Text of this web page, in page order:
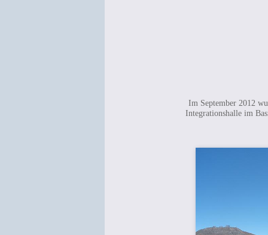
Im September 2012
Integrationshalle im